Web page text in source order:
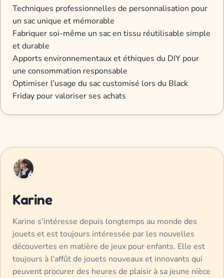
Techniques professionnelles de personnalisation pour
un sac unique et mémorable
Fabriquer soi-même un sac en tissu réutilisable simple
et durable
Apports environnementaux et éthiques du DIY pour
une consommation responsable
Optimiser l’usage du sac customisé lors du Black
Friday pour valoriser ses achats
Karine
Karine s'intéresse depuis longtemps au monde des
jouets et est toujours intéressée par les nouvelles
découvertes en matière de jeux pour enfants. Elle est
toujours à l'affût de jouets nouveaux et innovants qui
peuvent procurer des heures de plaisir à sa jeune nièce